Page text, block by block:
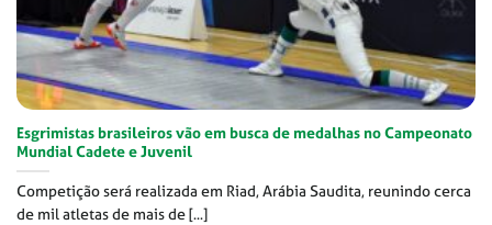
Esgrimistas brasileiros vão em busca de medalhas no Campeonato
Mundial Cadete e Juvenil
Competição será realizada em Riad, Arábia Saudita, reunindo cerca
de mil atletas de mais de [...]